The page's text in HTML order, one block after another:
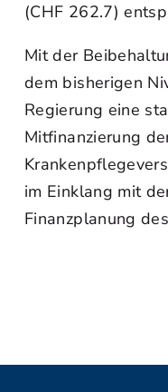
(CHF 262.7)
Mit der
dem bisherigen
Regierung eine
Mitfinanzierung
im Einklang mit
Finanzplanung